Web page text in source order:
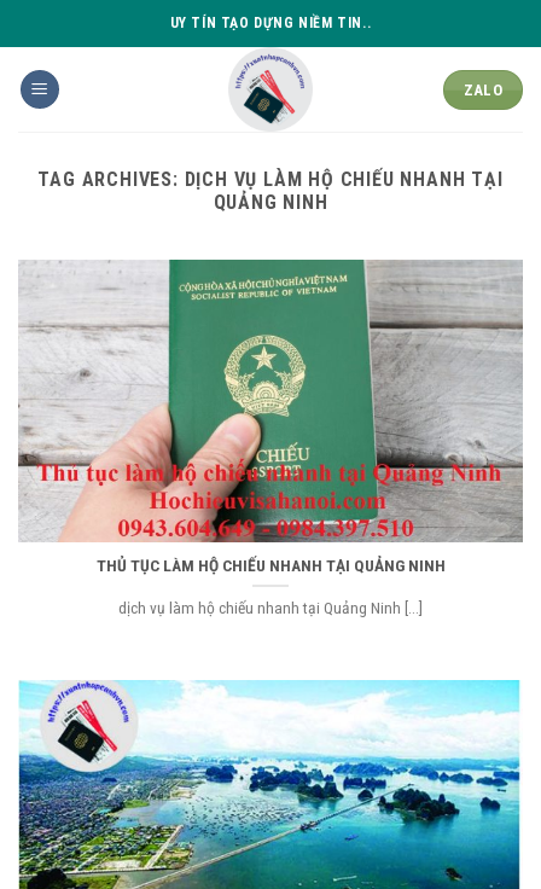
to
content
UY TÍN TẠO DỰNG NIỀM TIN..
ZALO
TAG ARCHIVES: DỊCH VỤ LÀM HỘ CHIẾU NHANH TẠI
QUẢNG NINH
THỦ TỤC LÀM HỘ CHIẾU NHANH TẠI QUẢNG NINH
dịch vụ làm hộ chiếu nhanh tại Quảng Ninh [...]